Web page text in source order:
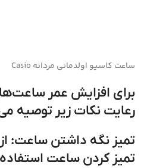
ساعت کاسیو اولدمانی مردانه Casio
برای افزایش عمر
رعایت نکات زیر توصیه
تمیز نگه داشتن ساعت: از
تمیز کردن ساعت